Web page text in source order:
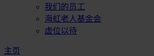
我们的员工
海虹老人基金会
虚位以待
主页